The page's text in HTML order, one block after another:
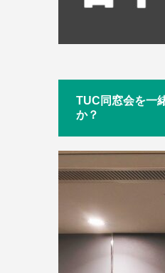
TUC同窓会を一
か？